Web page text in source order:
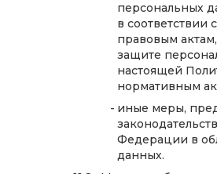
персональных
в
правовым
защите
настоящей
нормативным
иные меры,
Федерации в
данных.